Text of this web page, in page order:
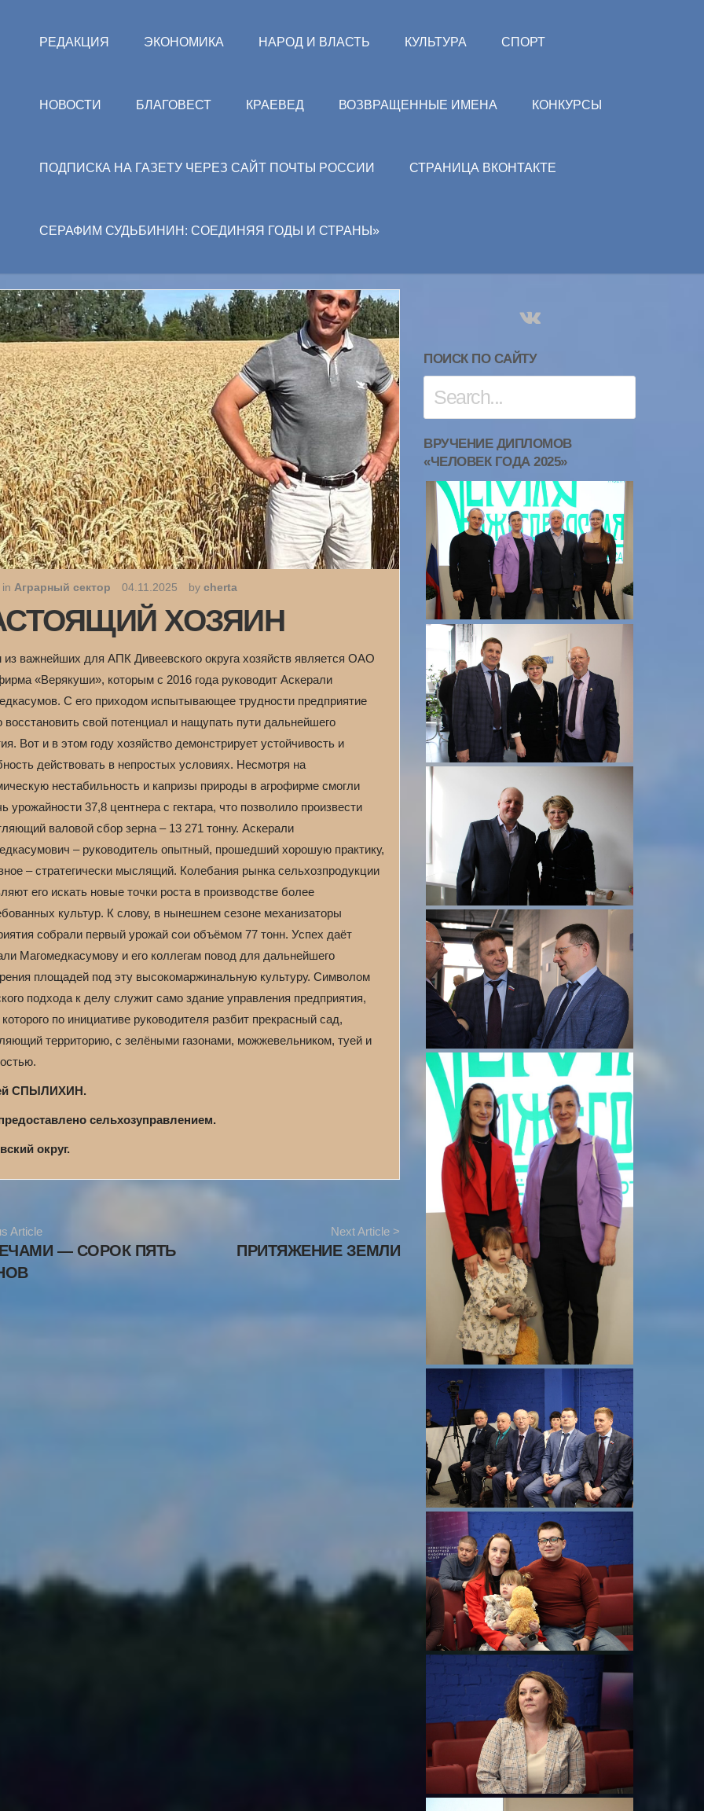
РЕДАКЦИЯ ЭКОНОМИКА НАРОД И ВЛАСТЬ КУЛЬТУРА СПОРТ
НОВОСТИ БЛАГОВЕСТ КРАЕВЕД ВОЗВРАЩЕННЫЕ ИМЕНА КОНКУРСЫ
ПОДПИСКА НА ГАЗЕТУ ЧЕРЕЗ САЙТ ПОЧТЫ РОССИИ СТРАНИЦА ВКОНТАКТЕ
СЕРАФИМ СУДЬБИНИН: СОЕДИНЯЯ ГОДЫ И СТРАНЫ»
Аграрный сектор 04.11.2025 by cherta
ХОЗЯИН
важнейших для АПК Дивеевского округа хозяйств является ОАО
«Верякуши», которым с 2016 года руководит Аскерали
С его приходом испытывающее трудности предприятие
восстановить свой потенциал и нащупать пути дальнейшего
Вот и в этом году хозяйство демонстрирует устойчивость и
действовать в непростых условиях. Несмотря на
нестабильность и капризы природы в агрофирме смогли
урожайности 37,8 центнера с гектара, что позволило произвести
валовой сбор зерна – 13 271 тонну. Аскерали
– руководитель опытный, прошедший хорошую практику,
– стратегически мыслящий. Колебания рынка сельхозпродукции
его искать новые точки роста в производстве более
культур. К слову, в нынешнем сезоне механизаторы
собрали первый урожай сои объёмом 77 тонн. Успех даёт
Магомедкасумову и его коллегам повод для дальнейшего
площадей под эту высокомаржинальную культуру. Символом
подхода к делу служит само здание управления предприятия,
которого по инициативе руководителя разбит прекрасный сад,
территорию, с зелёными газонами, можжевельником, туей и
СПЫЛИХИН.
сельхозуправлением.
округ.
Article
— СОРОК ПЯТЬ
Next Article >
ПРИТЯЖЕНИЕ ЗЕМЛИ
ПОИСК ПО САЙТУ
ВРУЧЕНИЕ ДИПЛОМОВ
«ЧЕЛОВЕК ГОДА 2025»